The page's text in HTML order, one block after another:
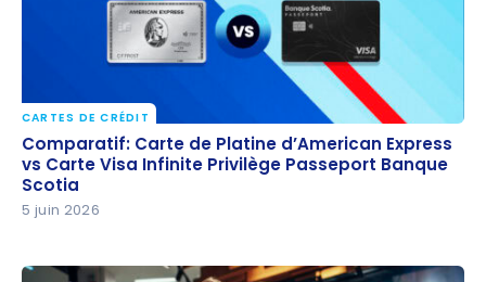
Comparatif: Carte de Platine d’American Express vs
Carte Visa Infinite Privilège Passeport Banque
Scotia
CARTES DE CRÉDIT
Comparatif: Carte de Platine d’American Express
vs Carte Visa Infinite Privilège Passeport Banque
Scotia
5 juin 2026